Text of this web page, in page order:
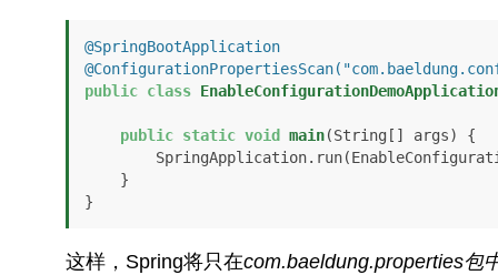
@SpringBootApplication
public class
public static void main(String[] args)
}
这样，Spring将只在com.baeldung.properties包